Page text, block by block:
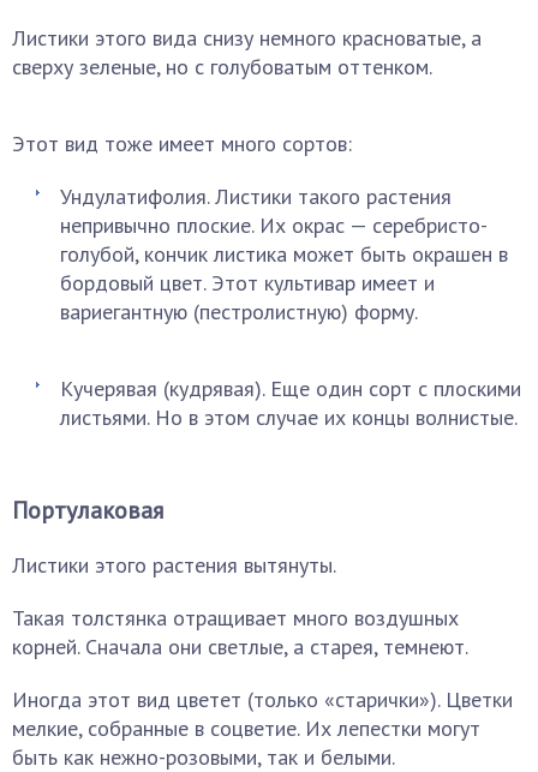
Листики этого вида снизу немного красноватые, а
сверху зеленые, но с голубоватым оттенком.
Этот вид тоже имеет много сортов:
Ундулатифолия. Листики такого растения
непривычно плоские. Их окрас — серебристо-
голубой, кончик листика может быть окрашен в
бордовый цвет. Этот культивар имеет и
вариегантную (пестролистную) форму.
Кучерявая (кудрявая). Еще один сорт с плоскими
листьями. Но в этом случае их концы волнистые.
Портулаковая
Листики этого растения вытянуты.
Такая толстянка отращивает много воздушных
корней. Сначала они светлые, а старея, темнеют.
Иногда этот вид цветет (только «старички»). Цветки
мелкие, собранные в соцветие. Их лепестки могут
быть как нежно-розовыми, так и белыми.